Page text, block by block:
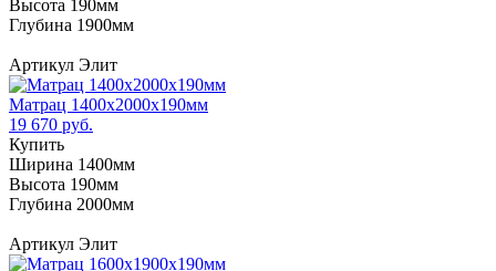
Высота 190мм
Глубина 1900мм
Артикул Элит
Матрац 1400х2000х190мм
19 670 руб.
Купить
Ширина 1400мм
Высота 190мм
Глубина 2000мм
Артикул Элит